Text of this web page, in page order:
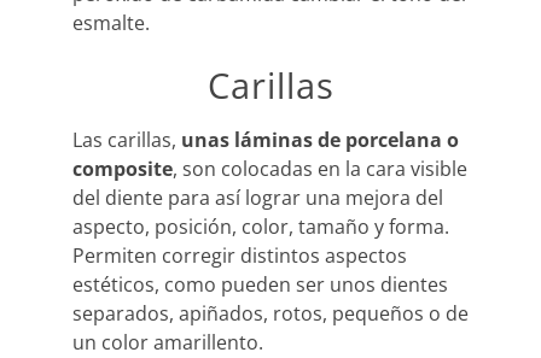
esmalte.
Carillas
Las carillas, unas láminas de porcelana o
composite, son colocadas en la cara visible
del diente para así lograr una mejora del
aspecto, posición, color, tamaño y forma.
Permiten corregir distintos aspectos
estéticos, como pueden ser unos dientes
separados, apiñados, rotos, pequeños o de
un color amarillento.